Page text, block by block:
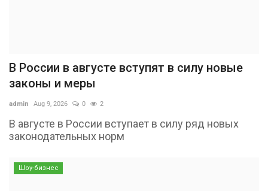
В России в августе вступят в силу новые
законы и меры
admin Aug 9, 2026 0 2
В августе в России вступает в силу ряд новых
законодательных норм
Шоу-бизнес